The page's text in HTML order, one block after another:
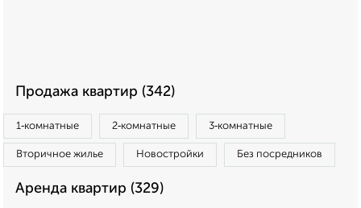
Продажа квартир (342)
1‑комнатные 2‑комнатные 3‑комнатные
Вторичное жилье Новостройки Без посредников
Аренда квартир (329)